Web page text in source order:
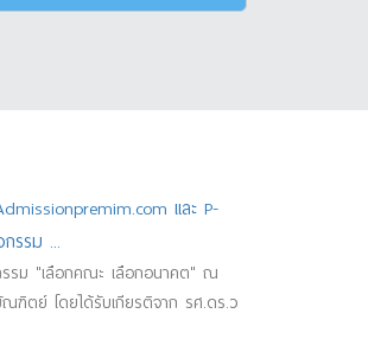
และ P-
รรม ...
รม "เลือกคณะ เลือกอนาคต" ณ
ฑิตย์ โดยได้รับเกียรติจาก รศ.ดร.ว